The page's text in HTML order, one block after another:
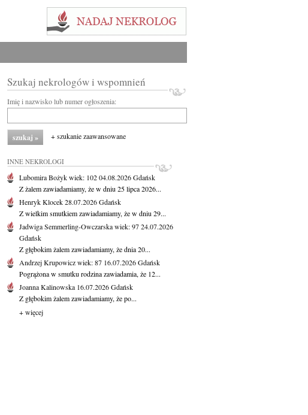
Szukaj nekrologów i wspomnień
Imię i nazwisko lub numer ogłoszenia:
+ szukanie zaawansowane
INNE NEKROLOGI
Lubomira Bożykwiek: 10204.08.2026Gdańsk
Z żalem zawiadamiamy, że w dniu 25 lipca 2026...
Henryk Klocek28.07.2026Gdańsk
Z wielkim smutkiem zawiadamiamy, że w dniu 29...
Jadwiga Semmerling-Owczarskawiek: 9724.07.2026
Gdańsk
Z głębokim żalem zawiadamiamy, że dnia 20...
Andrzej Krupowiczwiek: 87 16.07.2026Gdańsk
Pogrążona w smutku rodzina zawiadamia, że 12...
Joanna Kalinowska 16.07.2026Gdańsk
Z głębokim żalem zawiadamiamy, że po...
+ więcej